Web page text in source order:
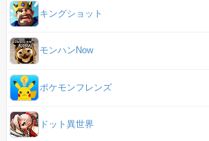
キングショット
モンハンNow
ポケモンフレンズ
ドット異世界